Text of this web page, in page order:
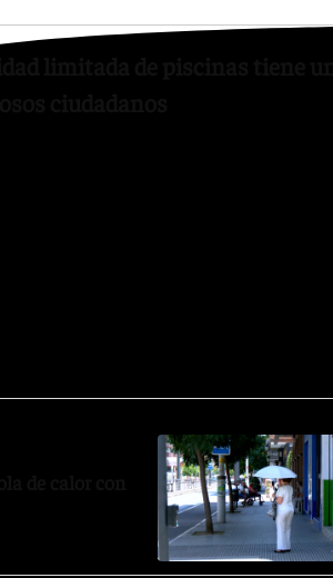
limitada de piscinas tiene
ciudadanos
que no está al
económicas o de